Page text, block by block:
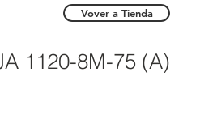
1120-8M-75 (A)
Vover a Tienda